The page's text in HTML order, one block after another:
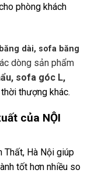
phòng khách
dài, sofa băng
dòng sản phẩm
sofa góc L,
thượng khác.
của NỘI
Thất, Hà Nội giúp
tốt hơn nhiều so